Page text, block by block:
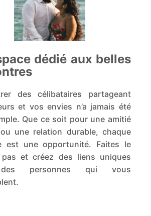
dédié aux belles
des célibataires partageant
et vos envies n’a jamais été
Que ce soit pour une amitié
une relation durable, chaque
est une opportunité. Faites le
pas et créez des liens uniques
personnes qui vous